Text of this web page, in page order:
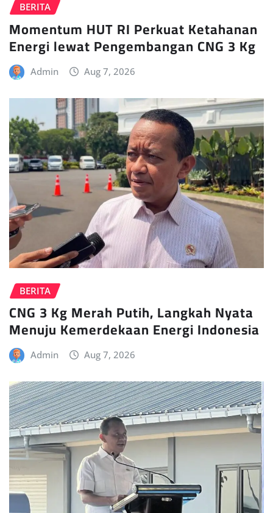
BERITA
Momentum HUT RI Perkuat Ketahanan
Energi lewat Pengembangan CNG 3 Kg
Admin Aug 7, 2026
BERITA
CNG 3 Kg Merah Putih, Langkah Nyata
Menuju Kemerdekaan Energi Indonesia
Admin Aug 7, 2026